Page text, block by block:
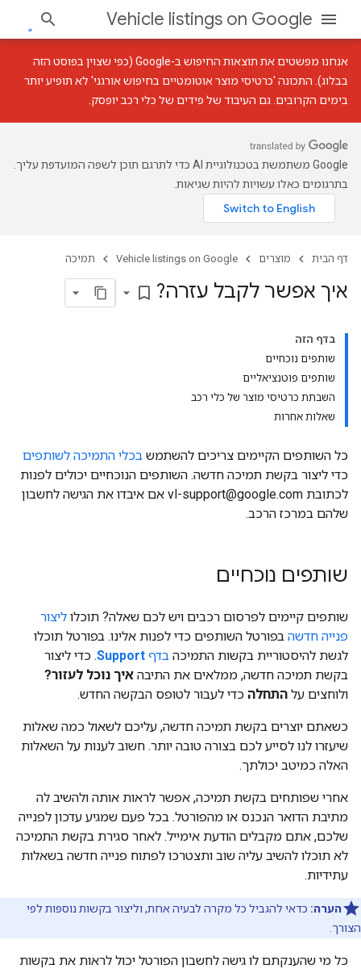
Vehicle listings on Google
אנחנו מפשטים את תוצאות החיפוש ב-Google (כפי שצוין
בפוסט הזה
בבלוג). התכונה 'כרטיסי מוצר אוטומטיים בחיפוש אורגני' לא תופיע יותר
בימים הקרובים. גם העיבוד של פידים של כלי רכב יופסק.
‫Google משתמשת בטכנולוגיית AI כדי לתרגם תוכן לשפה המועדפת עליך.
בתרגומים כאלו עשויות להיות שגיאות.
דף הבית מוצרים Vehicle listings on Google תמיכה
איך אפשר לקבל עזרה? bookmark_border
בדף הזה
שותפים נוכחיים
שותפים פוטנציאליים
השבתת כרטיסי מוצר של כלי רכב
שאלות אחרות
כל השותפים הקיימים צריכים להשתמש בכלי התמיכה לשותפים
כדי ליצור בקשת תמיכה חדשה. השותפים הנוכחיים יכולים לפנות
לכתובת vl-support@google.com אם איבדו את הגישה לחשבון
שלהם במרכז הרכב.
שותפים נוכחיים
שותפים קיימים לפרסום רכבים ויש לכם שאלה? תוכלו ליצור
פנייה חדשה בפורטל השותפים כדי לפנות אלינו. בפורטל תוכלו
לגשת להיסטוריית בקשות התמיכה בדף Support. כדי ליצור
בקשת תמיכה חדשה, ממלאים את התיבה איך נוכל לעזור?
ולוחצים על התחלה כדי לעבור לטופס הבקשה החדש.
כשאתם יוצרים בקשת תמיכה חדשה, עליכם לשאול כמה שאלות
שיעזרו לנו לסייע לכם בצורה טובה יותר. חשוב לענות על השאלות
האלה כמיטב יכולתך.
אחרי שפותחים בקשת תמיכה, אפשר לראות אותה ולהשיב לה
מתיבת הדואר הנכנס או מהפורטל. בכל פעם שמגיע עדכון לפנייה
שלכם, אתם מקבלים הודעת אימייל. לאחר סגירת בקשת התמיכה
לא תוכלו להשיב עליה שוב ותצטרכו לפתוח פנייה חדשה בשאלות
עתידיות.
הערה: כדאי להגביל כל מקרה לבעיה אחת, וליצור בקשות נוספות לפי
הצורך.
כל מי שהענקתם לו גישה לחשבון הפורטל יכול לראות את בקשות